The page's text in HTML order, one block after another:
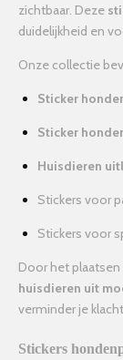
zichtbaar. Deze
duidelijkheid en
Onze collectie
Sticker
Sticker
Huisdieren
Stickers voor
Stickers voor
Door het plaatsen
huisdieren uit
verminder je
Stickers